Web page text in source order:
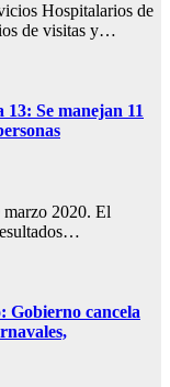
Hospitalarios de
de visitas y…
Se manejan 11
marzo 2020. El
Gobierno cancela